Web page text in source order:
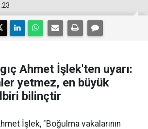
Ahmet İşlek'ten uyarı:
yetmez, en büyük
bilinçtir
İşlek, "Boğulma vakalarının